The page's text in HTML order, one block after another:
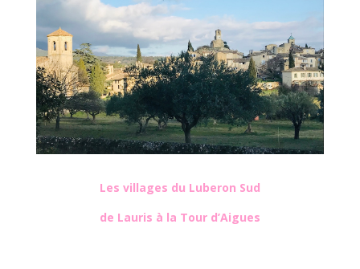
Les villages du Luberon Sud
de Lauris à la Tour d’Aigues